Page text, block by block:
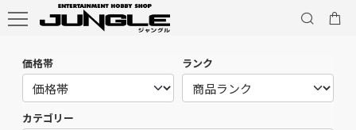
価格帯 ランク
カテゴリー